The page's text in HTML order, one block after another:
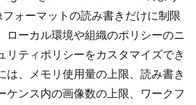
ォーマットの読み書きだけに制限
ローカル環境や組織のポリシーのニ
リティポリシーをカスタマイズでき
は、メモリ使用量の上限、読み書き
ケンス内の画像数の上限、ワークフ